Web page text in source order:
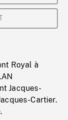
Royal à
Jacques-
Cartier.